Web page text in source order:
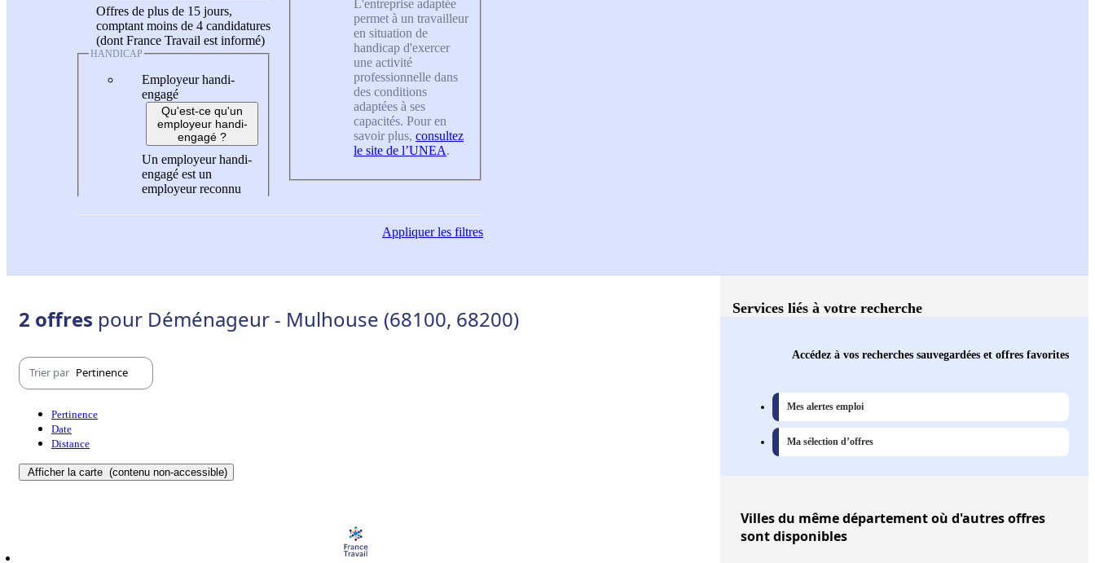
Offres de plus de 15 jours,
comptant moins de 4 candidatures
(dont France Travail est informé)
HANDICAP
Employeur handi-
engagé
Qu'est-ce qu'un
employeur handi-
engagé ?
Un employeur handi-
engagé est un
employeur reconnu
L'entreprise adaptée
permet à un travailleur
en situation de
handicap d'exercer
une activité
professionnelle dans
des conditions
adaptées à ses
capacités. Pour en
savoir plus, consultez
le site de l’UNEA.
Appliquerles filtres
2 offres pour Déménageur - Mulhouse (68100, 68200)
Trier par Pertinence
Pertinence
Date
Distance
Afficher la carte (contenu non-accessible)
Services liés à votre recherche
Accédez à vos recherches sauvegardées et offres favorites
Mes alertes emploi
Ma sélection d’offres
Villesdu même département où d'autres offres
sont disponibles